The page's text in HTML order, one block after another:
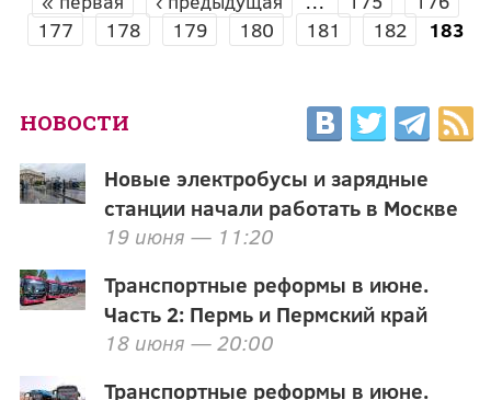
СТРАНИЦЫ
177
178 179 180 181 182 183
НОВОСТИ
Новые электробусы и зарядные
станции начали работать в Москве
19 июня — 11:20
Транспортные реформы в июне.
Часть 2: Пермь и Пермский край
18 июня — 20:00
Транспортные реформы в июне.